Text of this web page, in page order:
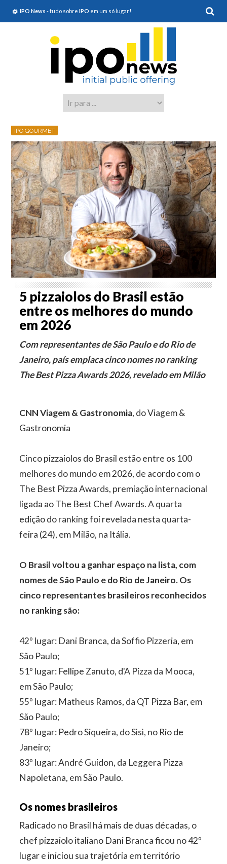
IPO News - tudo sobre IPO em um só lugar!
IPO GOURMET
5 pizzaiolos do Brasil estão
entre os melhores do mundo
em 2026
Com representantes de São Paulo e do Rio de
Janeiro, país emplaca cinco nomes no ranking
The Best Pizza Awards 2026, revelado em Milão
CNN Viagem & Gastronomia, do Viagem &
Gastronomia
Cinco pizzaiolos do Brasil estão entre os 100
melhores do mundo em 2026, de acordo com o
The Best Pizza Awards, premiação internacional
ligada ao The Best Chef Awards. A quarta
edição do ranking foi revelada nesta quarta-
feira (24), em Milão, na Itália.
O Brasil voltou a ganhar espaço na lista, com
nomes de São Paulo e do Rio de Janeiro. Os
cinco representantes brasileiros reconhecidos
no ranking são:
42º lugar: Dani Branca, da Soffio Pizzeria, em
São Paulo;
51º lugar: Fellipe Zanuto, d'A Pizza da Mooca,
em São Paulo;
55º lugar: Matheus Ramos, da QT Pizza Bar, em
São Paulo;
78º lugar: Pedro Siqueira, do Sìsì, no Rio de
Janeiro;
83º lugar: André Guidon, da Leggera Pizza
Napoletana, em São Paulo.
Os nomes brasileiros
Radicado no Brasil há mais de duas décadas, o
chef pizzaiolo italiano Dani Branca ficou no 42º
lugar e iniciou sua trajetória em território